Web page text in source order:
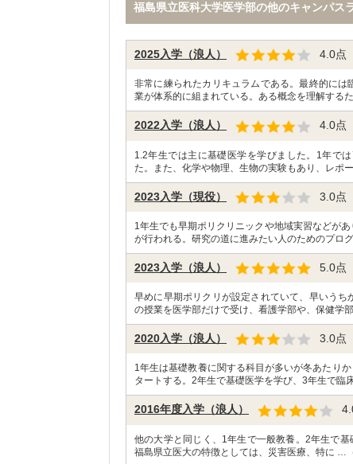
福島県立医科大学医学部の他のキャンパス
2025入学（浪人） 4.0点
非常に練られたカリキュラムである。最終的に
業が体系的に組まれている。ある概念を理解する
2022入学（浪人） 4.0点
1.2年生では主に基礎医学を学びました。1年で
た。また、化学や物理、生物の実験もあり、レポ
2023入学（現役） 3.0点
1年生でも早期ポリクリニックや地域実習などが
が行われる。研究の道に進みたい人のためのプロ
2023入学（浪人） 5.0点
早めに早期ポリクリが設定されていて、早いう
の授業を医学部だけで受け、看護学部や、保健学
2020入学（浪人） 3.0点
1年生は基礎教養に関する科目が多いが冬あたり
タートする。2年生で基礎医学を学び、3年生で臨
2016年度入学（浪人）
他の大学と同じく、1年生で一般教養。2年生で
福島県立医大の特徴としては、災害医療、特に …